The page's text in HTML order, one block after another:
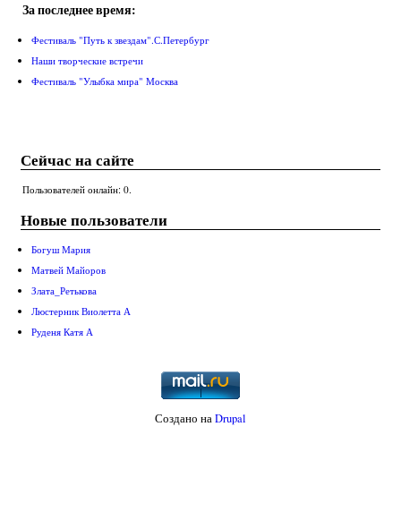
За последнее время:
Фестиваль "Путь к звездам".С.Петербург
Наши творческие встречи
Фестиваль "Улыбка мира" Москва
Сейчас на сайте
Пользователей онлайн: 0.
Новые пользователи
Богуш Мария
Матвей Майоров
Злата_Ретькова
Люстерник Виолетта А
Руденя Катя А
Создано наDrupal